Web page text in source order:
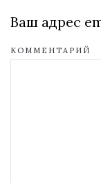
Ваш адрес
КОММЕНТАРИЙ